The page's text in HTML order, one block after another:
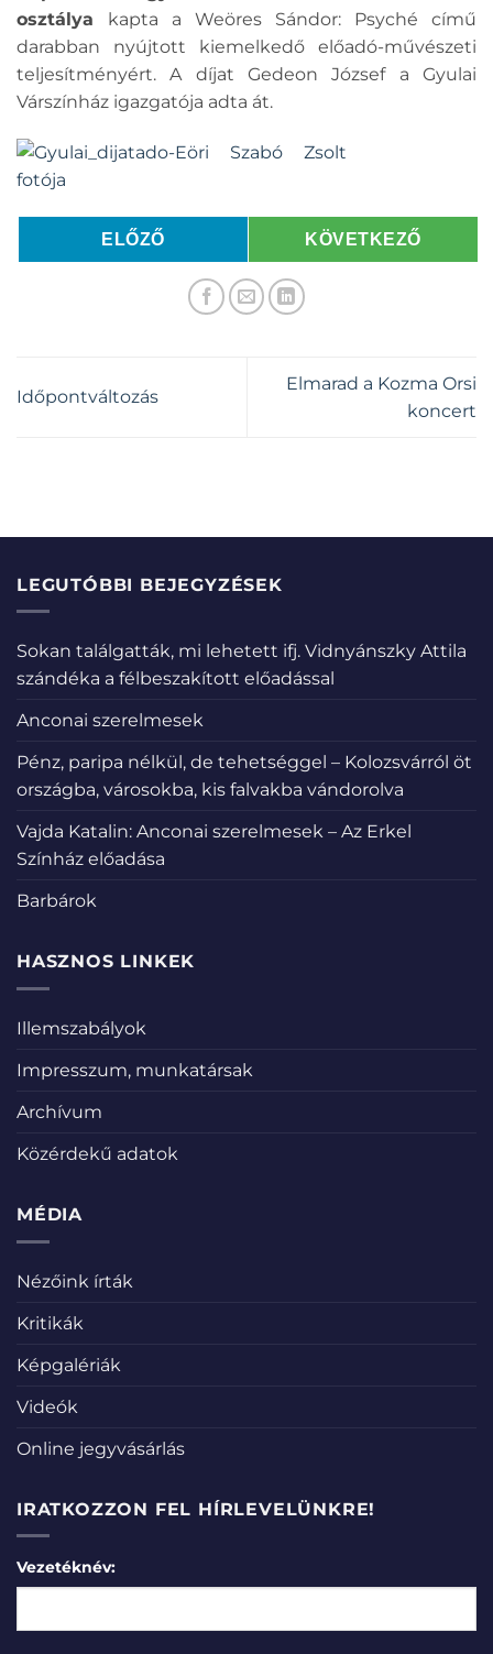
osztálya
kapta a Weöres Sándor: Psyché című
darabban nyújtott kiemelkedő előadó-művészeti
teljesítményért. A díjat Gedeon József a Gyulai
Várszínház igazgatója adta át.
ELŐZŐ KÖVETKEZŐ
Időpontváltozás
Elmarad a Kozma Orsi
koncert
LEGUTÓBBI BEJEGYZÉSEK
Sokan találgatták, mi lehetett ifj. Vidnyánszky Attila
szándéka a félbeszakított előadással
Anconai szerelmesek
Pénz, paripa nélkül, de tehetséggel – Kolozsvárról öt
országba, városokba, kis falvakba vándorolva
Vajda Katalin: Anconai szerelmesek – Az Erkel
Színház előadása
Barbárok
HASZNOS LINKEK
Illemszabályok
Impresszum, munkatársak
Archívum
Közérdekű adatok
MÉDIA
Nézőink írták
Kritikák
Képgalériák
Videók
Online jegyvásárlás
IRATKOZZON FEL HÍRLEVELÜNKRE!
Vezetéknév: